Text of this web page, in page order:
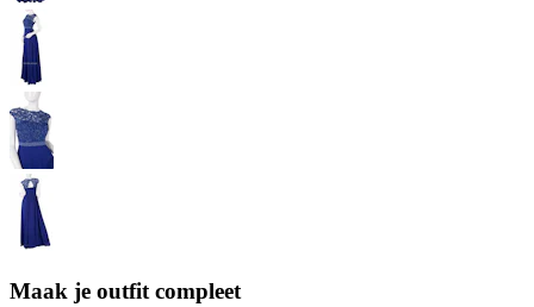
Maak je outfit compleet